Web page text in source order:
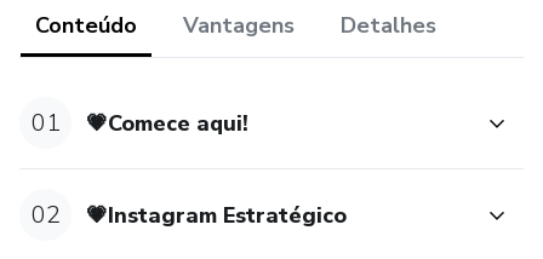
💗Cardápio Digital
💗Cartão de Agradecimento
Conteúdo Vantagens Detalhes
01 💗Comece aqui!
02 💗Instagram Estratégico